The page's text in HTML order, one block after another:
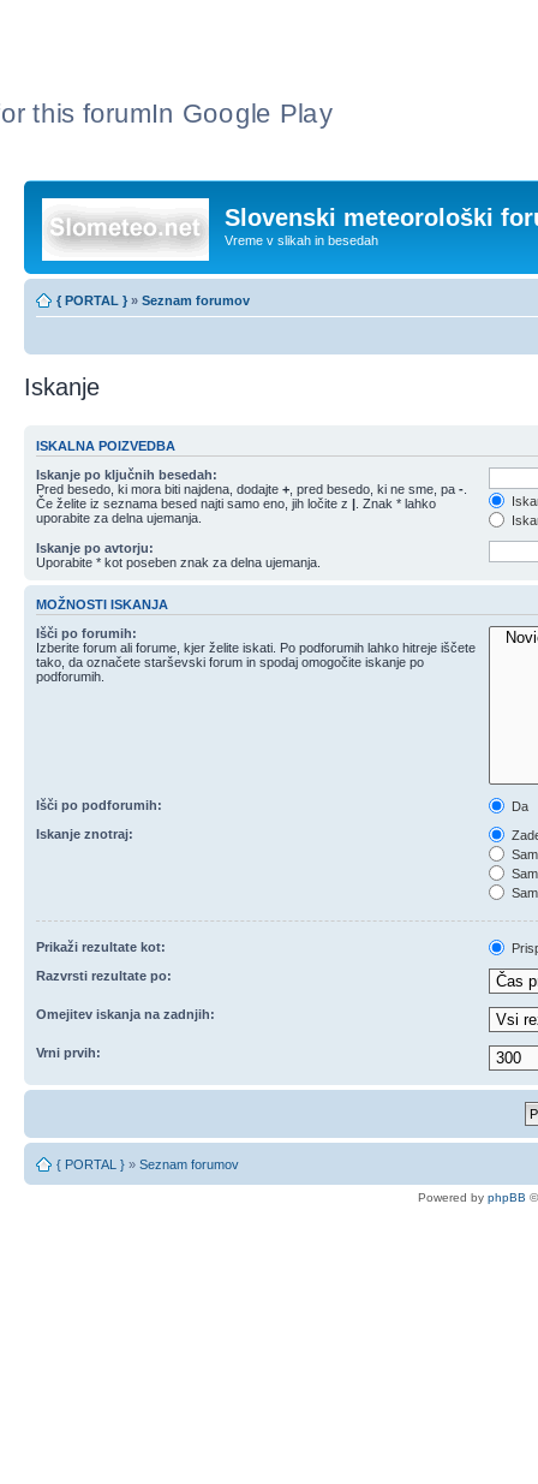
this forumIn Google Play
Slovenski meteorološki
Vreme v slikah in besedah
{ PORTAL } » Seznam forumov
Iskanje
ISKALNA POIZVEDBA
Iskanje po ključnih besedah:
Pred besedo, ki mora biti najdena, dodajte + , pred besedo, ki ne sme, pa -
Če želite iz seznama besed najti samo eno, jih ločite z | . Znak * lahko
uporabite za delna ujemanja.
Iskanje po avtorju:
Uporabite * kot poseben znak za delna ujemanja.
MOŽNOSTI ISKANJA
Išči po forumih:
Izberite forum ali forume, kjer želite iskati. Po podforumih lahko hitreje iščete
tako, da označete starševski forum in spodaj omogočite iskanje po
podforumih.
Išči po podforumih:
Da
Iskanje znotraj:
Prikaži rezultate kot:
Razvrsti rezultate po:
Omejitev iskanja na zadnjih:
Vrni prvih:
{ PORTAL } » Seznam forumov
Powered by phpBB